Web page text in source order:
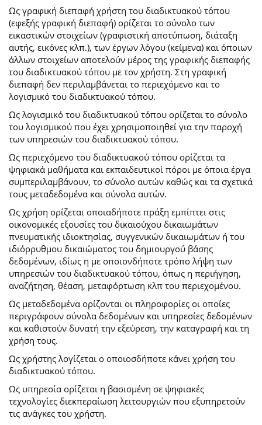
Ως γραφική διεπαφή χρήστη του διαδικτυακού τόπου
(εφεξής γραφική διεπαφή) ορίζεται το σύνολο των
εικαστικών στοιχείων (γραφιστική αποτύπωση, διάταξη
αυτής, εικόνες κλπ.), των έργων λόγου (κείμενα) και όποιων
άλλων στοιχείων αποτελούν μέρος της γραφικής διεπαφής
του διαδικτυακού τόπου με τον χρήστη. Στη γραφική
διεπαφή δεν περιλαμβάνεται το περιεχόμενο και το
λογισμικό του διαδικτυακού τόπου.
Ως λογισμικό του διαδικτυακού τόπου ορίζεται το σύνολο
του λογισμικού που έχει χρησιμοποιηθεί για την παροχή
των υπηρεσιών του διαδικτυακού τόπου.
Ως περιεχόμενο του διαδικτυακού τόπου ορίζεται τα
ψηφιακά μαθήματα και εκπαιδευτικοί πόροι με όποια έργα
συμπεριλαμβάνουν, το σύνολο αυτών καθώς και τα σχετικά
τους μεταδεδομένα και σύνολα αυτών.
Ως χρήση ορίζεται οποιαδήποτε πράξη εμπίπτει στις
οικονομικές εξουσίες του δικαιούχου δικαιωμάτων
πνευματικής ιδιοκτησίας, συγγενικών δικαιωμάτων ή του
ιδιόρρυθμου δικαιώματος του δημιουργού βάσης
δεδομένων, ιδίως η με οποιονδήποτε τρόπο λήψη των
υπηρεσιών του διαδικτυακού τόπου, όπως η περιήγηση,
αναζήτηση, θέαση, μεταφόρτωση κλπ του περιεχομένου.
Ως μεταδεδομένα ορίζονται οι πληροφορίες οι οποίες
περιγράφουν σύνολα δεδομένων και υπηρεσίες δεδομένων
και καθιστούν δυνατή την εξεύρεση, την καταγραφή και τη
χρήση τους.
Ως χρήστης λογίζεται ο οποιοσδήποτε κάνει χρήση του
διαδικτυακού τόπου.
Ως υπηρεσία ορίζεται η βασισμένη σε ψηφιακές
τεχνολογίες διεκπεραίωση λειτουργιών που εξυπηρετούν
τις ανάγκες του χρήστη.